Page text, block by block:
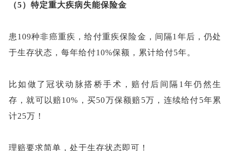
（5）特定重大疾病失能保险金
患 109种非癌重疾，给付重疾保险金，间隔1年后，仍处
于生存状态，每年给付10%保额，累计给付5年。
比如做了冠状动脉搭桥手术，赔付后间隔 1年仍然生
存，就可以赔10%，买50万保额赔5万，连续给付5年累
计25万！
理赔要求简单，处于生存状态即可！